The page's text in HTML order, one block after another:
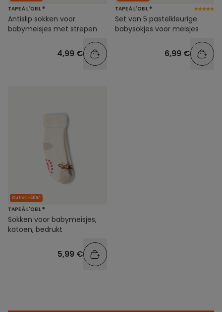
TAPE À L'OEIL ®
Antislip sokken voor
babymeisjes met strepen
4,99 €
TAPE À L'OEIL ®
Set van 5 pastelkleurige
babysokjes voor meisjes
6,99 €
Outlet -50%*
TAPE À L'OEIL ®
Sokken voor babymeisjes,
katoen, bedrukt
5,99 €